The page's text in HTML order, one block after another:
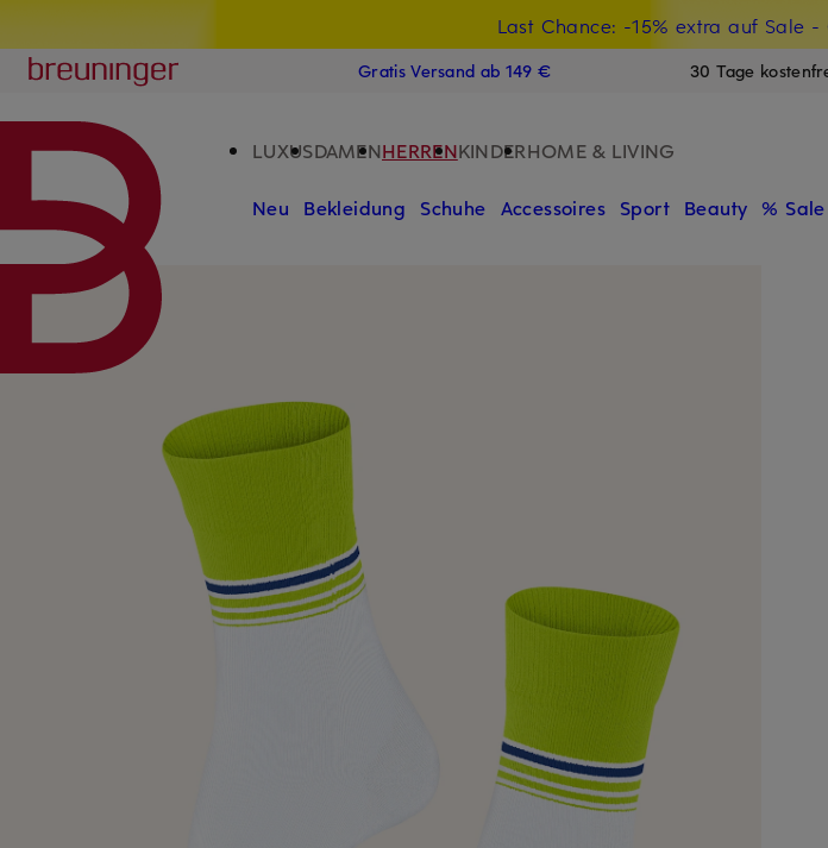
Last Chance: -15% extra auf Sale -
15€-Willkommensgutschein mit
Breuninger
Gratis Versand ab 149 € 30 Tage
LUXUSDAMENHERRENKINDERHOME & LIVING
Neu Bekleidung Schuhe Accessoires Sport Beauty % Sale